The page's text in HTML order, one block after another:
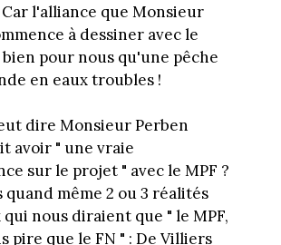
l'alliance que Monsieur
à dessiner avec le
pour nous qu'une pêche
en eaux troubles !
dire Monsieur Perben
avoir " une vraie
sur le projet " avec le MPF ?
quand même 2 ou 3 réalités
nous diraient que " le MPF,
pire que le FN " : De Villiers